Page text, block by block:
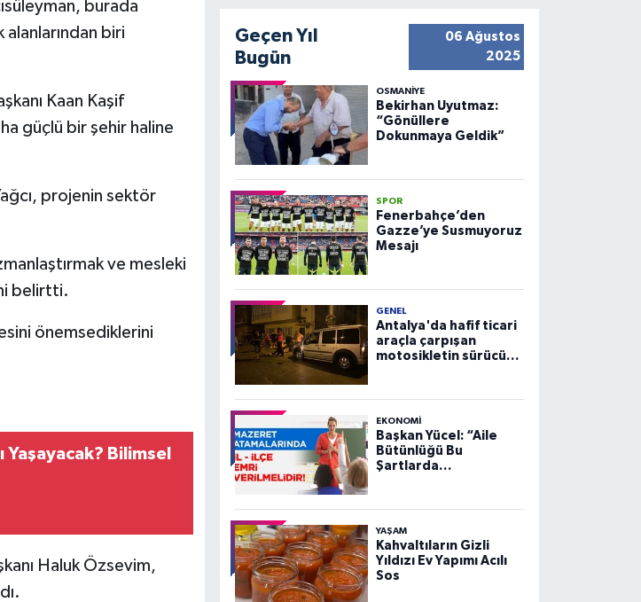
burada
biri
Kaan Kaşif
güçlü bir şehir haline
projenin sektör
ve mesleki
belirtti.
önemsediklerini
Yaşayacak? Bilimsel
Haluk Özsevim,
Geçen Yıl
Bugün
06 Ağustos
2025
OSMANIYE
Bekirhan Uyutmaz:
“Gönüllere
Dokunmaya Geldik”
SPOR
Fenerbahçe’den
Gazze’ye Susmuyoruz
Mesajı
GENEL
Antalya'da hafif ticari
araçla çarpışan
motosikletin sürücüsü
EKONOMI
Başkan Yücel: “Aile
Bütünlüğü Bu
Şartlarda
YAŞAM
Kahvaltıların Gizli
Yıldızı Ev Yapımı Acılı
Sos